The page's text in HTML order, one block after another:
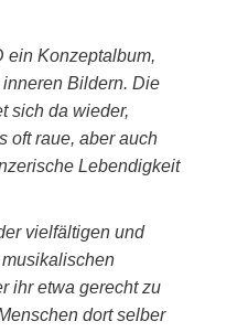
ein Konzeptalbum,
Bildern. Die
sich da wieder,
oft raue, aber auch
Lebendigkeit
vielfältigen und
ihr etwa gerecht zu
dort selber